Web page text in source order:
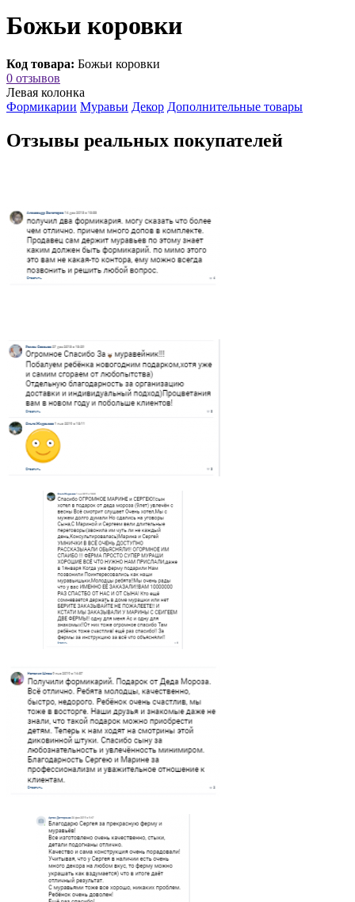
Божьи коровки
Код товара: Божьи коровки
0 отзывов
Левая колонка
Формикарии Муравьи Декор Дополнительные товары
Отзывы реальных покупателей